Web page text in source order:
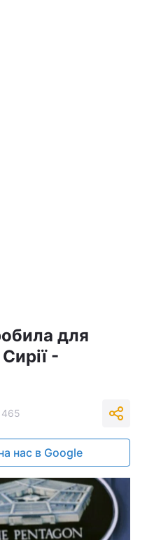
для
-
нас в Google